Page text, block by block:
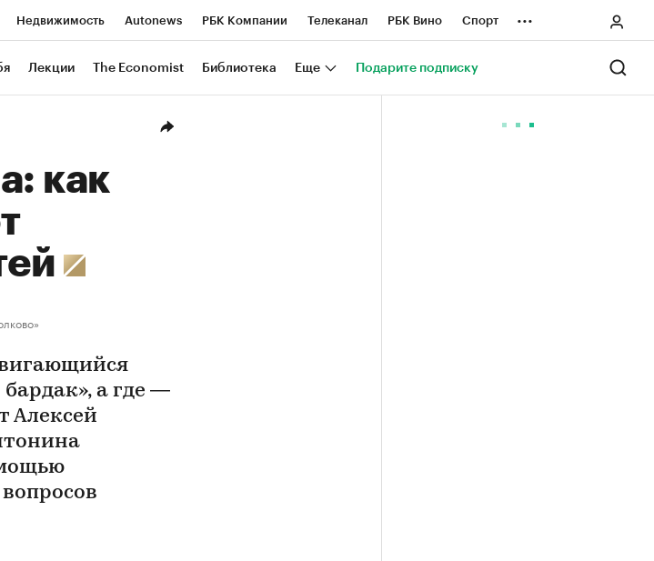
Недвижимость Autonews РБК Компании Телеканал РБК Вино Спорт
Тренды Визионеры Национальные проекты Город
...
Лекции The Economist Библиотека Еще Подарите подписку
как
а где —
Алексей